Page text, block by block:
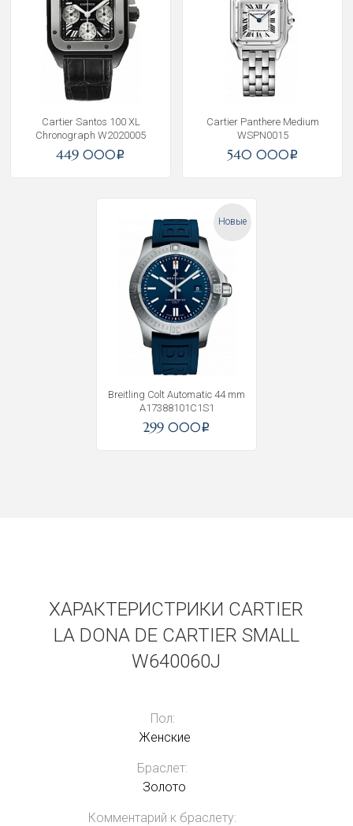
Cartier Santos 100 XL
Chronograph W2020005
449 000i
Cartier Panthere Medium
WSPN0015
540 000i
Новые
Breitling Colt Automatic 44 mm
A17388101C1S1
299 000i
ХАРАКТЕРИСТРИКИ CARTIER
LA DONA DE CARTIER SMALL
W640060J
Пол:
Женские
Браслет:
Золото
Комментарий к браслету:
Получать на почту